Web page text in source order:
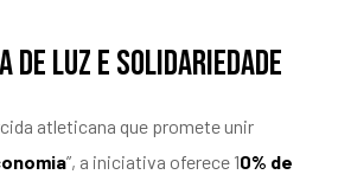
de luz e solidariedade
atleticana que promete unir
”, a iniciativa oferece 10% de